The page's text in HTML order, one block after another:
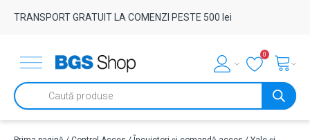
TRANSPORT GRATUIT LA COMENZI PESTE 500 lei
0
Products
search